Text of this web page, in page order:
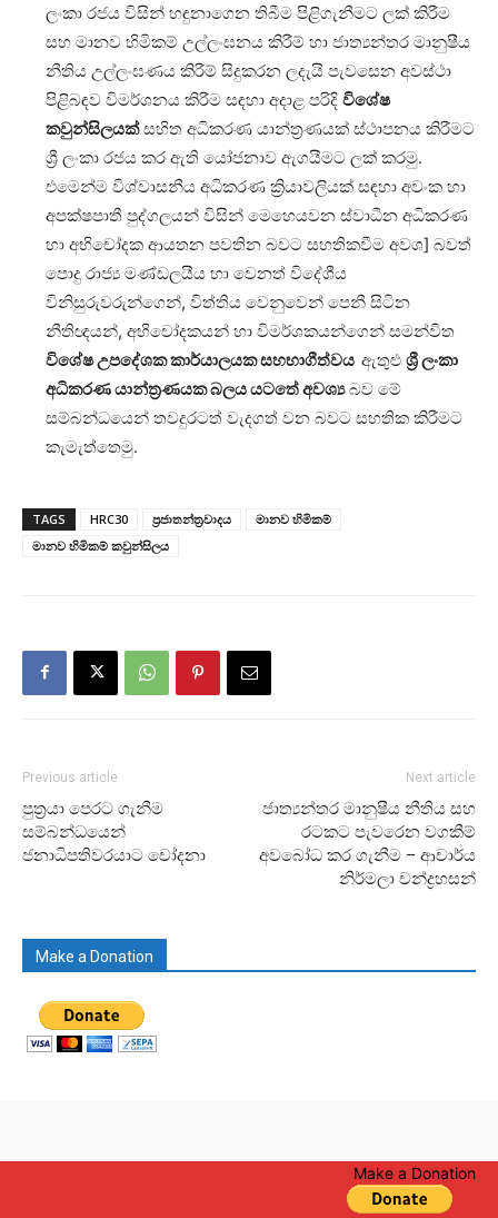
ලංකා රජය විසින් හඳුනාගෙන තිබීම පිළිගැනීමට ලක් කිරීම
සහ මානව හිමිකම් උල්ලංඝනය කිරීම් හා ජාත්‍යන්තර මානුෂීය
නීතිය උල්ලංඝණය කිරීම් සිදුකරන ලදැයි පැවසෙන අවස්ථා
පිළිබඳව විමර්ශනය කිරීම සඳහා අදාළ පරිදි විශේෂ
කවුන්සිලයක්සහිත අධිකරණ යාන්ත්‍රණයක් ස්ථාපනය කිරීමට
ශ්‍රී ලංකා රජය කර ඇති යෝජනාව ඇගයීමට ලක් කරමු.
එමෙන්ම විශ්වාසනීය අධිකරණ ක්‍රියාවලියක් සඳහා අවංක හා
අපක්ෂපාතී පුද්ගලයන් විසින් මෙහෙයවන ස්වාධීන අධිකරණ
හා අභිචෝදක ආයතන පවතින බවට සහතිකවීම අවශ] බවත්
පොදු රාජ්‍ය මණ්ඩලයීය හා වෙනත් විදේශීය
විනිසුරුවරුන්ගෙන්, විත්තිය වෙනුවෙන් පෙනී සිටින
නීතිඥයන්, අභිචෝදකයන් හා විමර්ශකයන්ගෙන් සමන්විත
විශේෂ උපදේශක කාර්යාලයක සහභාගීත්වය ඇතුළු ශ්‍රී ලංකා
අධිකරණ යාන්ත්‍රණයක බලය යටතේ අවශ්‍යබව මේ
සම්බන්ධයෙන් තවදුරටත් වැදගත් වන බවට සහතික කිරීමට
කැමැත්තෙමු.
TAGS HRC30 ප්‍රජාතන්ත්‍රවාදය
මානව හිමිකම්
මානව හිමිකම් කවුන්සිලය
Previous article
පුත්‍රයා පෙරට ගැනීම
සම්බන්ධයෙන්
ජනාධිපතිවරයාට චෝදනා
Next article
ජාත්‍යන්තර මානුෂීය නීතිය සහ
රටකට පැවරෙන වගකීම්
අවබෝධ කර ගැනීම – ආචාර්ය
නිර්මලා චන්ද්‍රහසන්
Make a Donation
Make a Donation